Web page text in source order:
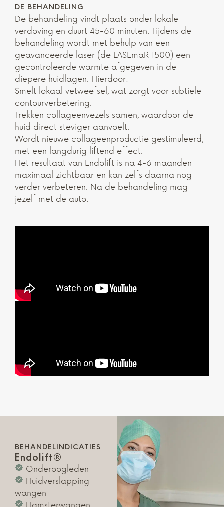
DE BEHANDELING
De behandeling vindt plaats onder lokale
verdoving en duurt 45-60 minuten. Tijdens de
behandeling wordt met behulp van een
geavanceerde laser (de LASEmaR 1500) een
gecontroleerde warmte afgegeven in de
diepere huidlagen. Hierdoor:
Smelt lokaal vetweefsel, wat zorgt voor subtiele
contourverbetering.
Trekken collageenvezels samen, waardoor de
huid direct steviger aanvoelt.
Wordt nieuwe collageenproductie gestimuleerd,
met een langdurig liftend effect.
Het resultaat van Endolift is na 4-6 maanden
maximaal zichtbaar en kan zelfs daarna nog
verder verbeteren. Na de behandeling mag
jezelf met de auto.
BEHANDELINDICATIES
Endolift®
Onderoogleden
Huidverslapping
wangen
Hamsterwangen